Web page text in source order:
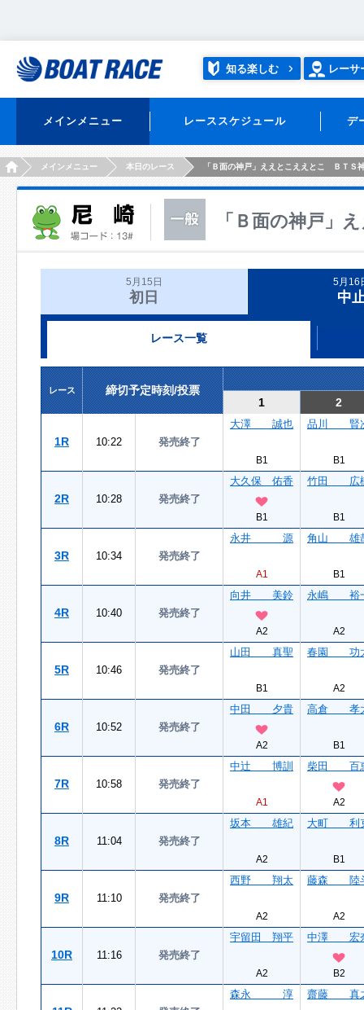
知る楽しむ レーサ
メインメニュー レーススケジュール デ
HOMEメインメニュー 本日のレース 「Ｂ面の神戸」ええとこええとこ ＢＴＳ
「Ｂ面の神戸」
5月15日
初日
5月16
中
レース一覧
レース
締切予定時刻/投票
1
2
1R 10:22 発売終了
大澤 誠也
B1
品川 賢
B1
2R 10:28 発売終了
大久保 佑香
B1
竹田 広
B1
3R 10:34 発売終了
永井 源
A1
角山 雄
B1
4R 10:40 発売終了
向井 美鈴
A2
永嶋 裕
A2
5R 10:46 発売終了
山田 真聖
B1
春園 功
A2
6R 10:52 発売終了
中田 夕貴
A2
高倉 孝
B1
7R 10:58 発売終了
中辻 博訓
A1
柴田 百
A2
8R 11:04 発売終了
坂本 雄紀
A2
大町 利
B1
9R 11:10 発売終了
西野 翔太
A2
藤森 陸
A2
10R 11:16 発売終了
宇留田 翔平
A2
中澤 宏
B2
森永 淳 齋藤 真